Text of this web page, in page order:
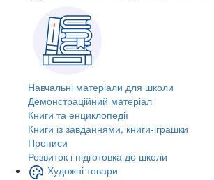
Навчальні матеріали для школи
Демонстраційний матеріал
Книги та енциклопедії
Книги із завданнями, книги-іграшки
Прописи
Розвиток і підготовка до школи
Художні товари